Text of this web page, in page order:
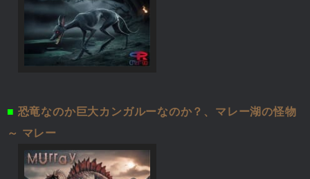
■ 恐竜なのか巨大カンガルーなのか？、マレー湖の怪物
～ マレー